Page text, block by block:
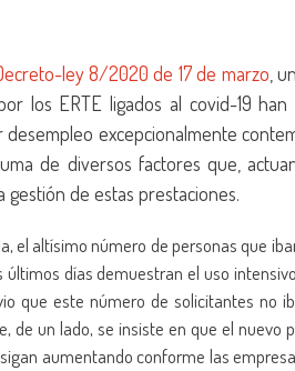
ley 8/2020 de 17 de marzo ,
los ERTE ligados al covid-19
excepcionalmente
de diversos factores que,
de estas prestaciones.
el altísimo número de personas que
días demuestran el uso
que este número de solicitantes no
de un lado, se insiste en que el
aumentando conforme las